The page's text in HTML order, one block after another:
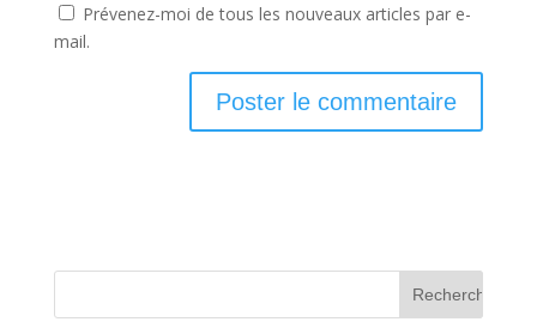
Prévenez-moi de tous les nouveaux articles par e-
mail.